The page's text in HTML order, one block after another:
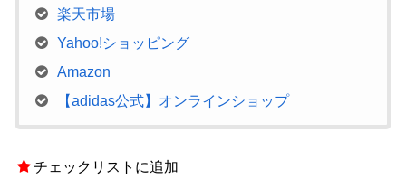
楽天市場
Yahoo!ショッピング
Amazon
【adidas公式】オンラインショップ
チェックリストに追加